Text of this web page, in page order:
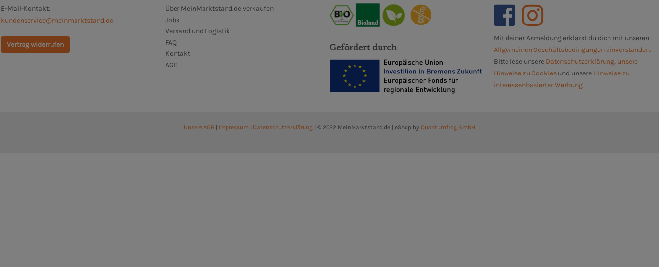
E-Mail-Kontakt:
kundenservice@meinmarktstand.de
Vertrag widerrufen
Über MeinMarktstand.de verkaufen
Jobs
Versand und Logistik
FAQ
Kontakt
AGB
Gefördert durch
Mit deiner Anmeldung erklärst du dich mit unseren
Allgemeinen Geschäftsbedingungen einverstanden.
Bitte lese unsere Datenschutzerklärung, unsere
Hinweise zu Cookies und unsere Hinweise zu
interessenbasierter Werbung.
Unsere AGB Impressum Datenschutzerklärung | © 2022 MeinMarktstand.de | eShop by Quantumfrog GmbH